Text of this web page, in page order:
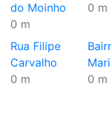
do Moinho
0 m
0 m
Rua Filipe
Carvalho
0 m
0 m